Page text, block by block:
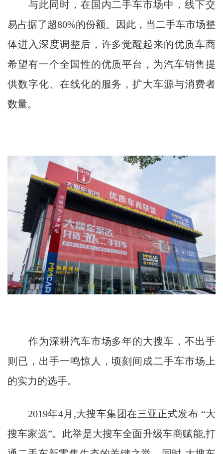
与此同时，在国内二手车市场中，线下交
易占据了超80%的份额。因此，当二手车市场整
体进入深度调整后，许多觉醒起来的优质车商
希望有一个全国性的优质平台，为汽车销售提
供数字化、在线化的服务，扩大车源与消费者
数量。
作为深耕汽车市场多年的大搜车，不出手
则已，出手一鸣惊人，顷刻间成二手车市场上
的实力的选手。
2019年4月,大搜车集团在三亚正式发布 “大
搜车家选”。此举是大搜车全面升级车商赋能,打